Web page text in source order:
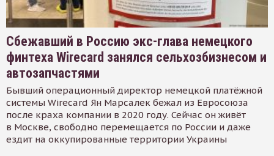
Сбежавший в Россию экс-глава немецкого
финтеха Wirecard занялся сельхозбизнесом и
автозапчастями
Бывший операционный директор немецкой платёжной
системы Wirecard Ян Марсалек бежал из Евросоюза
после краха компании в 2020 году. Сейчас он живёт
в Москве, свободно перемещается по России и даже
ездит на оккупированные территории Украины